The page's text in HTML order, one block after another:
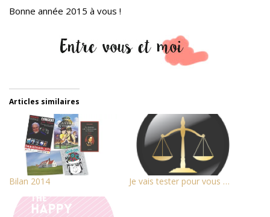
Bonne année 2015 à vous !
Articles similaires
Bilan 2014 Je vais tester pour vous …